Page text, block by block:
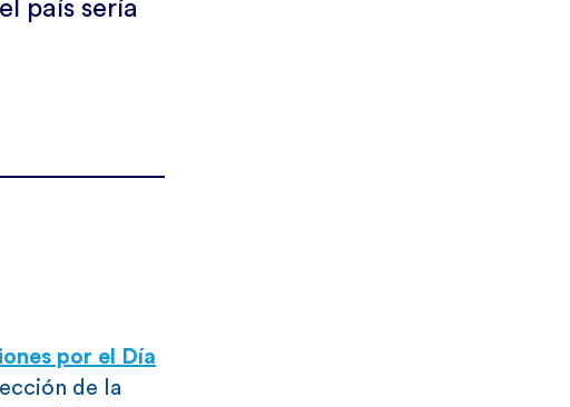
país sería
por el Día
de la